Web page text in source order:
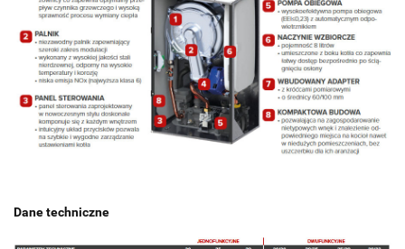
Dane techniczne